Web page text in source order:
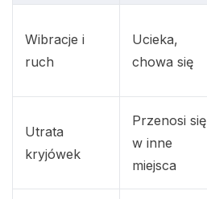
Wibracje i
ruch
Ucieka,
chowa się
Utrata
kryjówek
Przenosi się
w inne
miejsca